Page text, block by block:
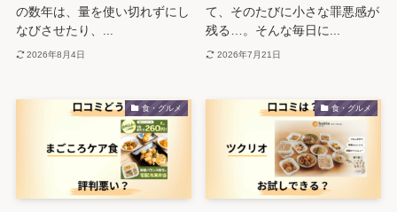
の数年は、量を使い切れずにし
なびさせたり、...
2026年8月4日
て、そのたびに小さな罪悪感が
残る…。そんな毎日に...
2026年7月21日
食・グルメ 食・グルメ